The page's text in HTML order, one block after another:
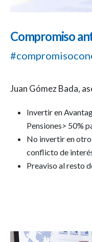
Compromiso
Juan Gómez Bada,
Invertir en
Pensiones> 50%
No invertir en
conflicto de
Preaviso al resto